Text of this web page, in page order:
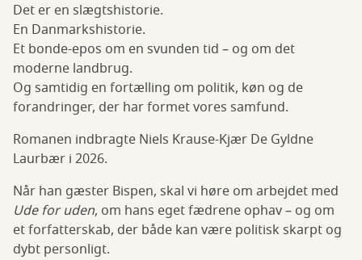
Det er en slægtshistorie.
En Danmarkshistorie.
Et bonde-epos om en svunden tid – og om det
moderne landbrug.
Og samtidig en fortælling om politik, køn og de
forandringer, der har formet vores samfund.
Romanen indbragte Niels Krause-Kjær De Gyldne
Laurbær i 2026.
Når han gæster Bispen, skal vi høre om arbejdet med
Ude for uden, om hans eget fædrene ophav – og om
et forfatterskab, der både kan være politisk skarpt og
dybt personligt.